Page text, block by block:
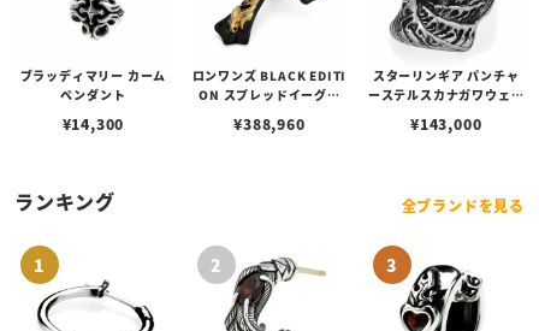
ブラッディマリー カーム
ペンダント
¥14,300
ロンワンズ BLACK EDITI
ON スプレッドイーグル
コーティング w/ K18イエ
¥388,960
スターリンギア パンチャ
ーステルスカナガワウェー
¥143,000
ランキング 全ブランドを見る